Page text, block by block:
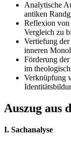
Analytische
antiken
Reflexion von
Vergleich zu
Vertiefung
inneren
Förderung
im
Verknüpfung
Auszug aus
I. Sachanalyse